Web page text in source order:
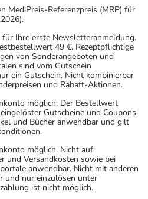
MediPreis-Referenzpreis (MRP) für
für Ihre erste Newsletteranmeldung.
49 €. Rezeptpflichtige
von Sonderangeboten und
sind vom Gutschein
ein Gutschein. Nicht kombinierbar
und Rabatt-Aktionen.
möglich. Der Bestellwert
Gutscheine und Coupons.
und Bücher anwendbar und gilt
möglich. Nicht auf
und Versandkosten sowie bei
anwendbar. Nicht mit anderen
und nur einzulösen unter
ist nicht möglich.